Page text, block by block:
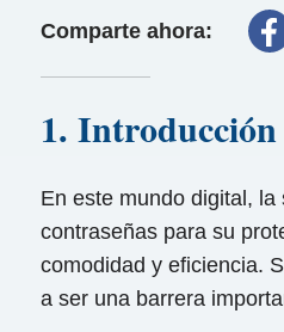
Comparte ahora:
1. Introducción
En este mundo digital,
contraseñas para su
comodidad y eficiencia.
a ser una barrera